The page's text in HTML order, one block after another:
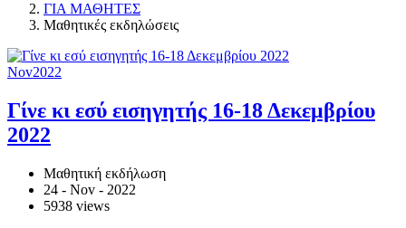
ΓΙΑ ΜΑΘΗΤΕΣ
Μαθητικές εκδηλώσεις
Nov2022
Γίνε κι εσύ εισηγητής 16-18 Δεκεμβρίου
2022
Μαθητική εκδήλωση
24 - Nov - 2022
5938 views